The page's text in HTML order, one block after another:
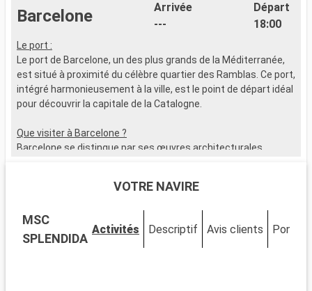
Barcelone
Arrivée
---
Départ
18:00
Le port :
Le port de Barcelone, un des plus grands de la Méditerranée,
est situé à proximité du célèbre quartier des Ramblas. Ce port,
intégré harmonieusement à la ville, est le point de départ idéal
pour découvrir la capitale de la Catalogne.
Que visiter à Barcelone ?
Barcelone se distingue par ses œuvres architecturales
historique. Le marché de la Boqueria est un incontournable
Que visiter dans les environs ?
Aux alentours de Barcelone, Montserrat se démarque avec
VOTRE NAVIRE
MSC
SPLENDIDA
Activités Descriptif Avis clients Ponts